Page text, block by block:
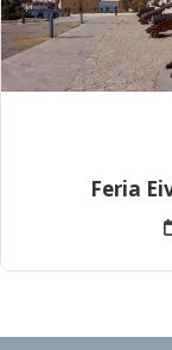
Feria